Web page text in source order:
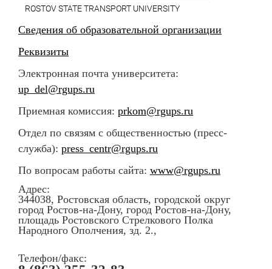
ROSTOV STATE TRANSPORT UNIVERSITY
Сведения об образовательной организации
Реквизиты
Электронная почта университета:
up_del@rgups.ru
Приемная комиссия: prkom@rgups.ru
Отдел по связям с общественностью (пресс-
служба): press_centr@rgups.ru
По вопросам работы сайта: www@rgups.ru
Адрес:
344038, Ростовская область, городской округ
город Ростов-на-Дону, город Ростов-на-Дону,
площадь Ростовского Стрелкового Полка
Народного Ополчения, зд. 2.,
Телефон/факс: